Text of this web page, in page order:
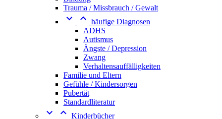
Trauma / Missbrauch / Gewalt
  häufige Diagnosen
ADHS
Autismus
Ängste / Depression
Zwang
Verhaltensauffälligkeiten
Familie und Eltern
Gefühle / Kindersorgen
Pubertät
Standardliteratur
  Kinderbücher